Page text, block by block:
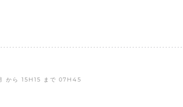
から 15H15 まで 07H45